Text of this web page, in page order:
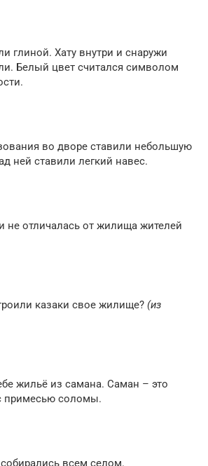
глиной. Хату внутри и снаружи
Белый цвет считался символом
во дворе ставили небольшую
ней ставили легкий навес.
не отличалась от жилища жителей
казаки свое жилище? (из
жильё из самана. Саман – это
примесью соломы.
всем селом.